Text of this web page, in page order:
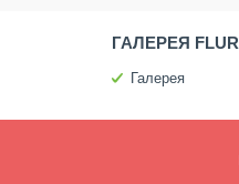
ГАЛЕРЕЯ
Галерея